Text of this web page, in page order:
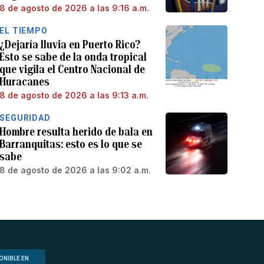
8 de agosto de 2026 a las 9:16 a.m.
EL TIEMPO
¿Dejaría lluvia en Puerto Rico?
Esto se sabe de la onda tropical
que vigila el Centro Nacional de
Huracanes
8 de agosto de 2026 a las 9:13 a.m.
SEGURIDAD
Hombre resulta herido de bala en
Barranquitas: esto es lo que se
sabe
8 de agosto de 2026 a las 9:02 a.m.
EN